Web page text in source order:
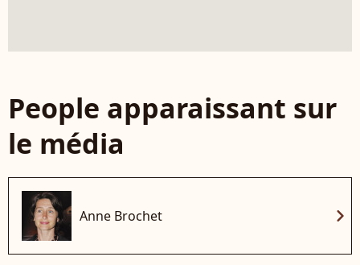
People apparaissant sur
le média
Anne Brochet chevron_right